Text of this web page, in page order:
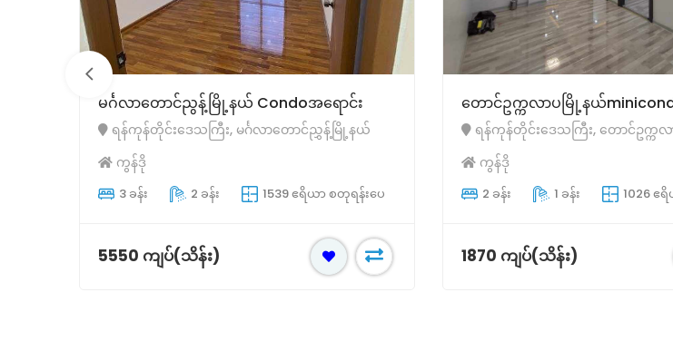
မင်္ဂလာတောင်ညွန့်မြို့နယ် Condo‌အရောင်း
ရန်ကုန်တိုင်းဒေသကြီး, မင်္ဂလာတောင်ညွှန့်မြို့နယ်
ကွန်ဒို
3 ခန်း 2 ခန်း 1539 ဧရိယာ စတုရန်းပေ
5550 ကျပ်(သိန်း)
တောင်ဥက္ကလာပမြို့နယ်
ရန်ကုန်တိုင်းဒေသကြီး, တောင်ဥက္က
ကွန်ဒို
2 ခန်း 1 ခန်း 1026 ဧ
1870 ကျပ်(သိန်း)